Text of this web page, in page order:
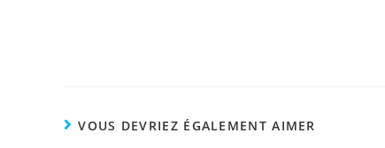
VOUS DEVRIEZ ÉGALEMENT AIMER